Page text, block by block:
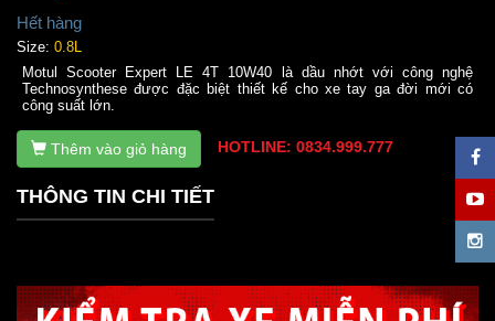
Hết hàng
Size: 0.8L
Motul Scooter Expert LE 4T 10W40 là dầu nhớt với công nghệ
Technosynthese được đặc biệt thiết kế cho xe tay ga đời mới có
công suất lớn.
Thêm vào giỏ hàng HOTLINE: 0834.999.777
THÔNG TIN CHI TIẾT